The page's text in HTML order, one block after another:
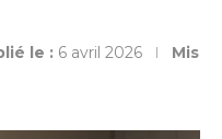
le : 6 avril 2026
Mis